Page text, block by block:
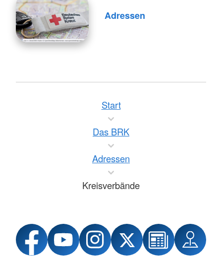
Adressen
Start
Das BRK
Adressen
Kreisverbände